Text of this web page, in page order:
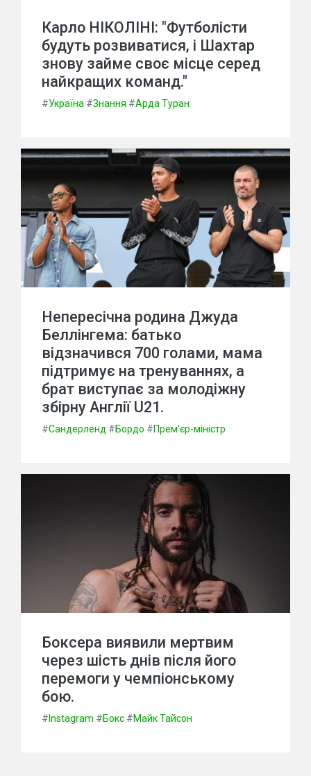
Карло НІКОЛІНІ: "Футболісти
будуть розвиватися, і Шахтар
знову займе своє місце серед
найкращих команд."
#Україна #Знання #Арда Туран
Непересічна родина Джуда
Беллінгема: батько
відзначився 700 голами, мама
підтримує на тренуваннях, а
брат виступає за молодіжну
збірну Англії U21.
#Сандерленд #Бордо #Прем'єр-міністр
Боксера виявили мертвим
через шість днів після його
перемоги у чемпіонському
бою.
# Instagram #Бокс #Майк Тайсон